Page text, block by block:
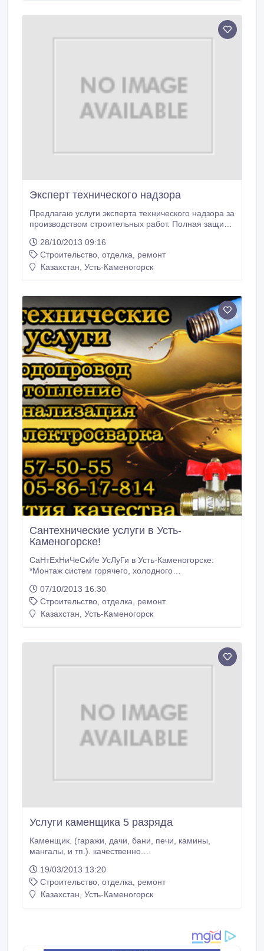
Эксперт технического надзора
Предлагаю услуги эксперта технического надзора за
производством строительных работ. Полная защита
документы.Работаю и с частными лицами и с
предприятиями. Цена договорная..
28/10/2013 09:16
Строительство, отделка, ремонт
Казахстан, Усть-Каменогорск
Сантехнические услуги в Усть-
Каменогорске!
СаНтЕхНиЧеСкИе УсЛуГи в Усть-Каменогорске:
*Монтаж систем горячего, холодного
*Монтаж систем отопления; *Установка
сантехнических приборов; *Газоэлектросварка.
Доступные цены! Гарантия.Качество!.
07/10/2013 16:30
Строительство, отделка, ремонт
Казахстан, Усть-Каменогорск
Услуги каменщика 5 разряда
Каменщик. (гаражи, дачи, бани, печи, камины,
мангалы, и тп.). качественно.
19/03/2013 13:20
Строительство, отделка, ремонт
Казахстан, Усть-Каменогорск